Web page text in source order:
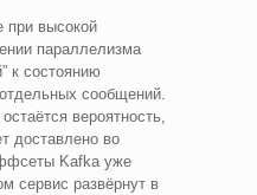
при высокой
параллелизма
к состоянию
сообщений.
вероятность,
доставлено во
Kafka уже
сервис развёрнут в